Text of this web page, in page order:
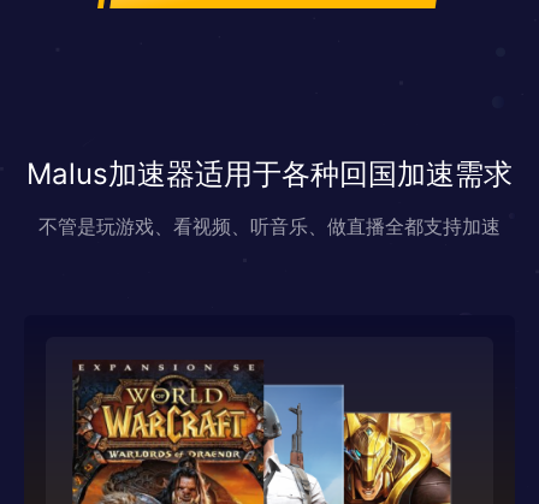
Malus加速器适用于各种回国加速需求
不管是玩游戏、看视频、听音乐、做直播全都支持加速